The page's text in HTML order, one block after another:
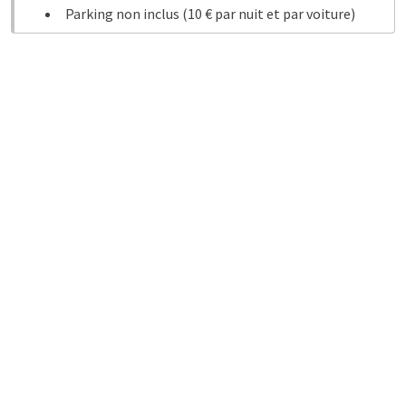
Parking non inclus (10 € par nuit et par voiture)